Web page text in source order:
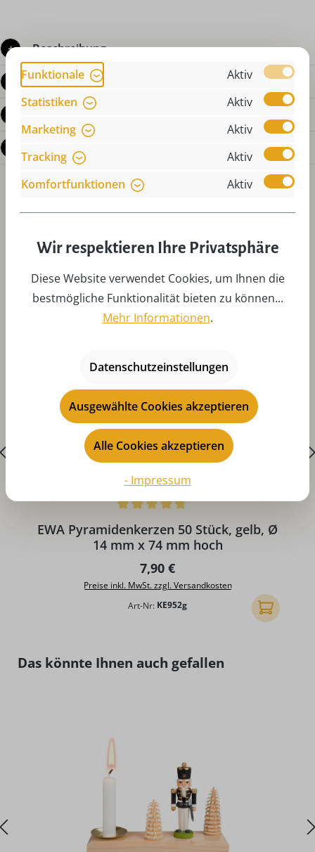
Beschreibung
Produktdetails
Bewertungen
Fragen zum Produkt
Produktgalerie überspringen
Zubehör
EWA Pyramidenkerzen 50 Stück, gelb, Ø
14 mm x 74 mm hoch
Regulärer Preis:
7,90 €
Preise inkl. MwSt. zzgl. Versandkosten
Art-Nr: KE952g In den
Produktgalerie überspringen
Das könnte Ihnen auch gefallen
Funktionale
Aktiv
Statistiken
Aktiv
Marketing
Aktiv
Tracking
Aktiv
Komfortfunktionen
Aktiv
Wir respektieren Ihre Privatsphäre
Diese Website verwendet Cookies, um Ihnen die
bestmögliche Funktionalität bieten zu können...
Mehr Informationen.
Datenschutzeinstellungen
Ausgewählte Cookies akzeptieren
Alle Cookies akzeptieren
- Impressum